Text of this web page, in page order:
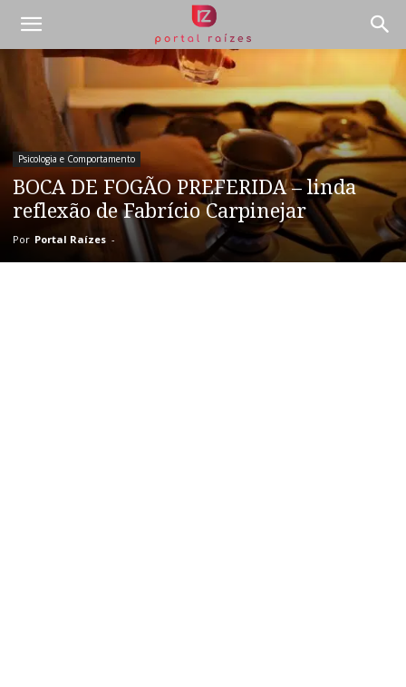
Psicologia e Comportamento
BOCA DE FOGÃO PREFERIDA – linda
reflexão de Fabrício Carpinejar
Por Portal Raízes -